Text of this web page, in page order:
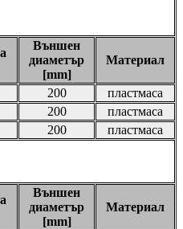
Външен
диаметър
[mm]
Материал
200
пластмаса
200
пластмаса
200 пластмаса
Външен
диаметър
[mm]
Материал